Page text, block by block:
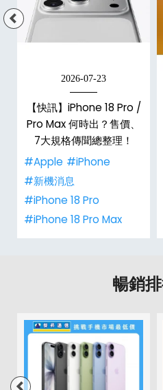
2026-07-23
【快訊】iPhone 18 Pro /
Pro Max 何時出？售價、
7大規格傳聞總整理！
#Apple #iPhone
#新機消息
#iPhone 18 Pro
#iPhone 18 Pro Max
暢銷